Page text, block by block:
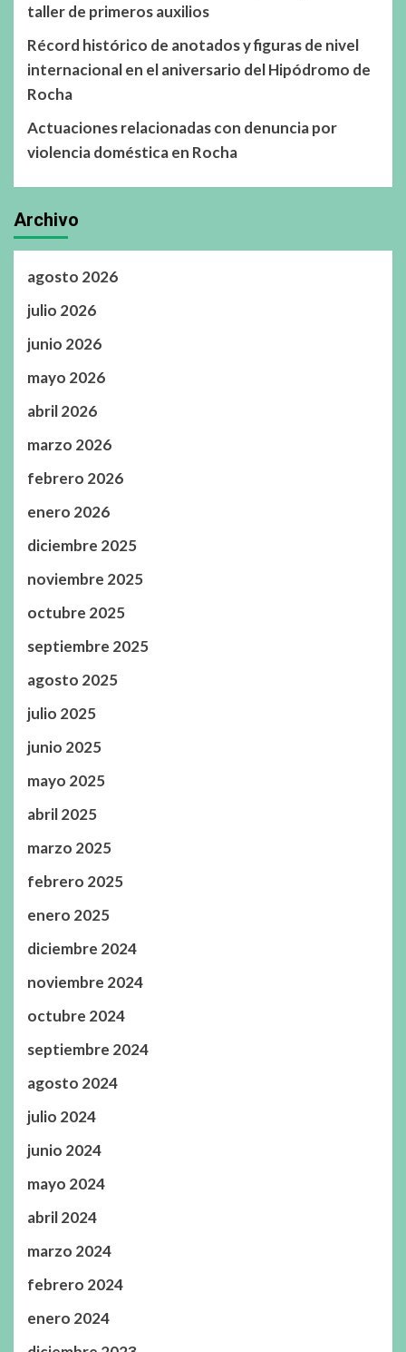
taller de primeros auxilios
Récord histórico de anotados y figuras de nivel
internacional en el aniversario del Hipódromo de
Rocha
Actuaciones relacionadas con denuncia por
violencia doméstica en Rocha
Archivo
agosto 2026
julio 2026
junio 2026
mayo 2026
abril 2026
marzo 2026
febrero 2026
enero 2026
diciembre 2025
noviembre 2025
octubre 2025
septiembre 2025
agosto 2025
julio 2025
junio 2025
mayo 2025
abril 2025
marzo 2025
febrero 2025
enero 2025
diciembre 2024
noviembre 2024
octubre 2024
septiembre 2024
agosto 2024
julio 2024
junio 2024
mayo 2024
abril 2024
marzo 2024
febrero 2024
enero 2024